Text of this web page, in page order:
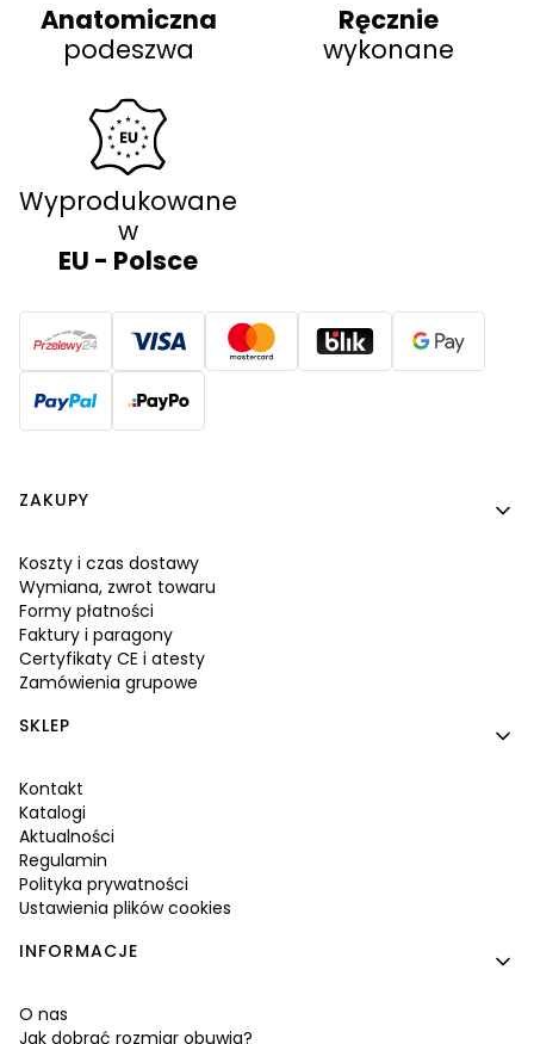
Anatomiczna
podeszwa
Ręcznie
wykonane
Wyprodukowane
w
EU - Polsce
Linki w stopce
ZAKUPY
Koszty i czas dostawy
Wymiana, zwrot towaru
Formy płatności
Faktury i paragony
Certyfikaty CE i atesty
Zamówienia grupowe
SKLEP
Kontakt
Katalogi
Aktualności
Regulamin
Polityka prywatności
Ustawienia plików cookies
INFORMACJE
O nas
Jak dobrać rozmiar obuwia?